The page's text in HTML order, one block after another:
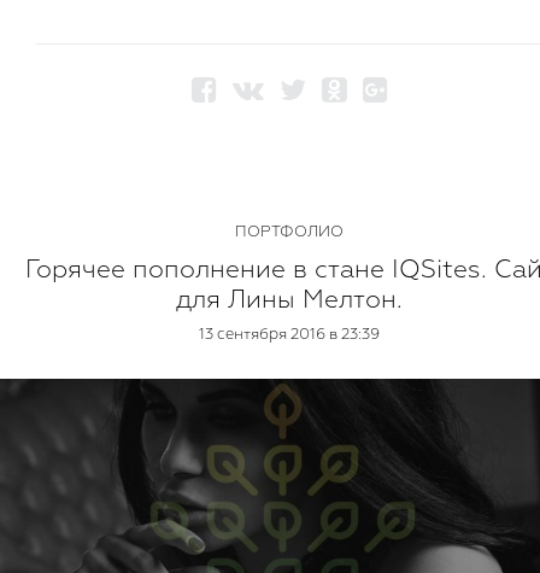
ПОРТФОЛИО
Горячее пополнение в стане IQSites.
для Лины Мелтон.
13 сентября 2016 в 23:39